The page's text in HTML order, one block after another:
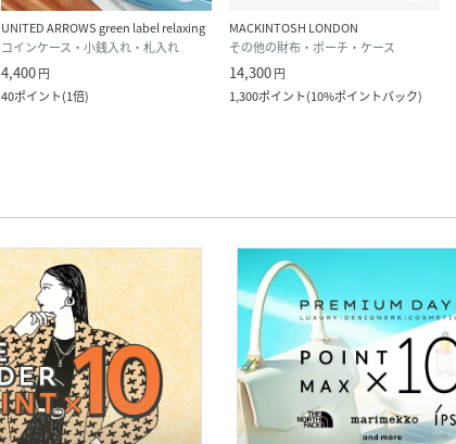
UNITED ARROWS green label relaxing
コインケース・小銭入れ・札入れ
4,400円
40ポイント(1倍)
MACKINTOSH LONDON
その他の財布・ポーチ・ケース
14,300円
1,300ポイント(10%ポイントバック)